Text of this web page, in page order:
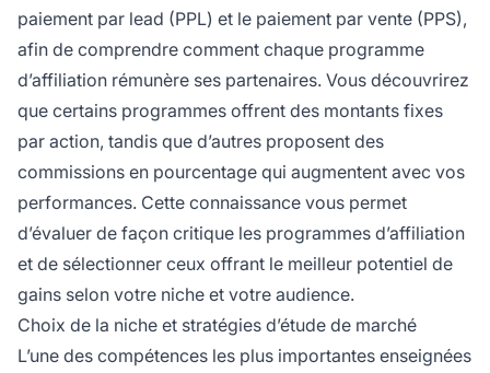
paiement par lead (PPL) et le paiement par vente (PPS),
afin de comprendre comment chaque programme
d’affiliation rémunère ses partenaires. Vous découvrirez
que certains programmes offrent des montants fixes
par action, tandis que d’autres proposent des
commissions en pourcentage qui augmentent avec vos
performances. Cette connaissance vous permet
d’évaluer de façon critique les programmes d’affiliation
et de sélectionner ceux offrant le meilleur potentiel de
gains selon votre niche et votre audience.
Choix de la niche et stratégies d’étude de marché
L’une des compétences les plus importantes enseignées